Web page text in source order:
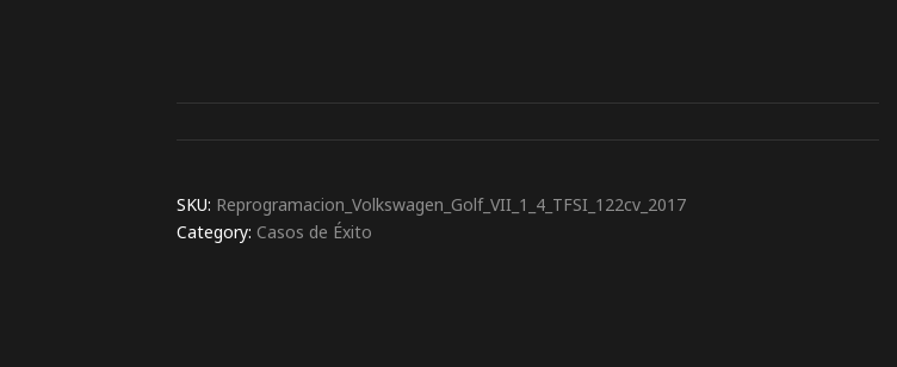
SKU: Reprogramacion_Volkswagen_Golf_VII_1_4_TFSI_122cv_2017
Category: Casos de Éxito